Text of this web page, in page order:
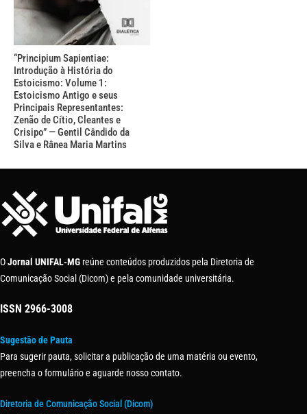
“Principium Sapientiae:
Introdução à História do
Estoicismo: Volume 1:
Estoicismo Antigo e seus
Principais Representantes:
Zenão de Cítio, Cleantes e
Crisipo” — Gentil Cândido da
Silva e Rânea Maria Martins
OJornal UNIFAL-MG reúne conteúdos produzidos pela Diretoria de
Comunicação Social (Dicom) e pela comunidade universitária.
ISSN 2966-3008
Sugestão de Pauta
Para sugerir pauta, solicitar a publicação de uma matéria ou evento,
preencha o formulário e aguarde nosso contato.
Diretoria de Comunicação Social (Dicom)